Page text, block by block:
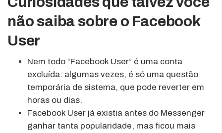
não saiba sobre o Facebook
User
Nem todo “Facebook User” é uma conta
excluída: algumas vezes, é só uma questão
temporária de sistema, que pode reverter em
horas ou dias.
Facebook User já existia antes do Messenger
ganhar tanta popularidade, mas ficou mais